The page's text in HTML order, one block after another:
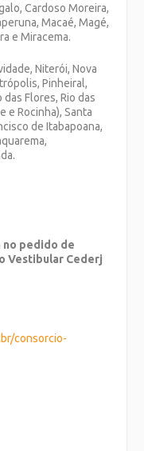
Cardoso Moreira,
Macaé, Magé,
e Miracema.
Niterói, Nova
Pinheiral,
das Flores, Rio das
e Rocinha), Santa
de Itabapoana,
no pedido de
Vestibular Cederj
consorcio-